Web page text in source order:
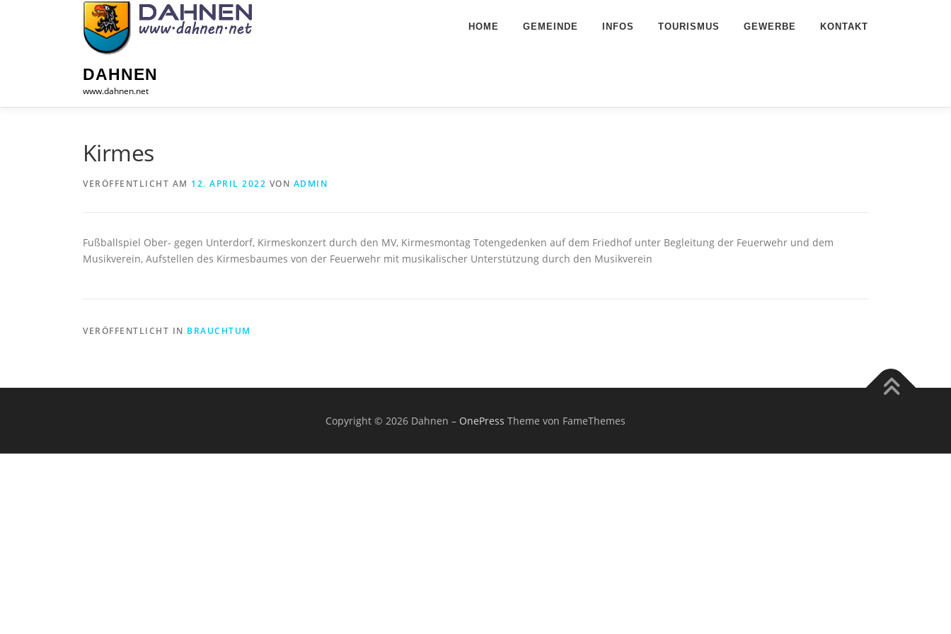
DAHNEN
www.dahnen.net
HOME GEMEINDE INFOS TOURISMUS GEWERBE KONTAKT
Kirmes
VERÖFFENTLICHT AM 12. APRIL 2022 VON ADMIN
Fußballspiel Ober- gegen Unterdorf, Kirmeskonzert durch den MV, Kirmesmontag Totengedenken auf dem Friedhof unter Begleitung der Feuerwehr und dem
Musikverein, Aufstellen des Kirmesbaumes von der Feuerwehr mit musikalischer Unterstützung durch den Musikverein
VERÖFFENTLICHT IN BRAUCHTUM
Copyright © 2026 Dahnen – OnePress Theme von FameThemes